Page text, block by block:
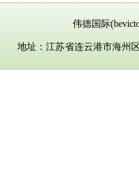
伟德国际
地址：江苏省连云港市海州